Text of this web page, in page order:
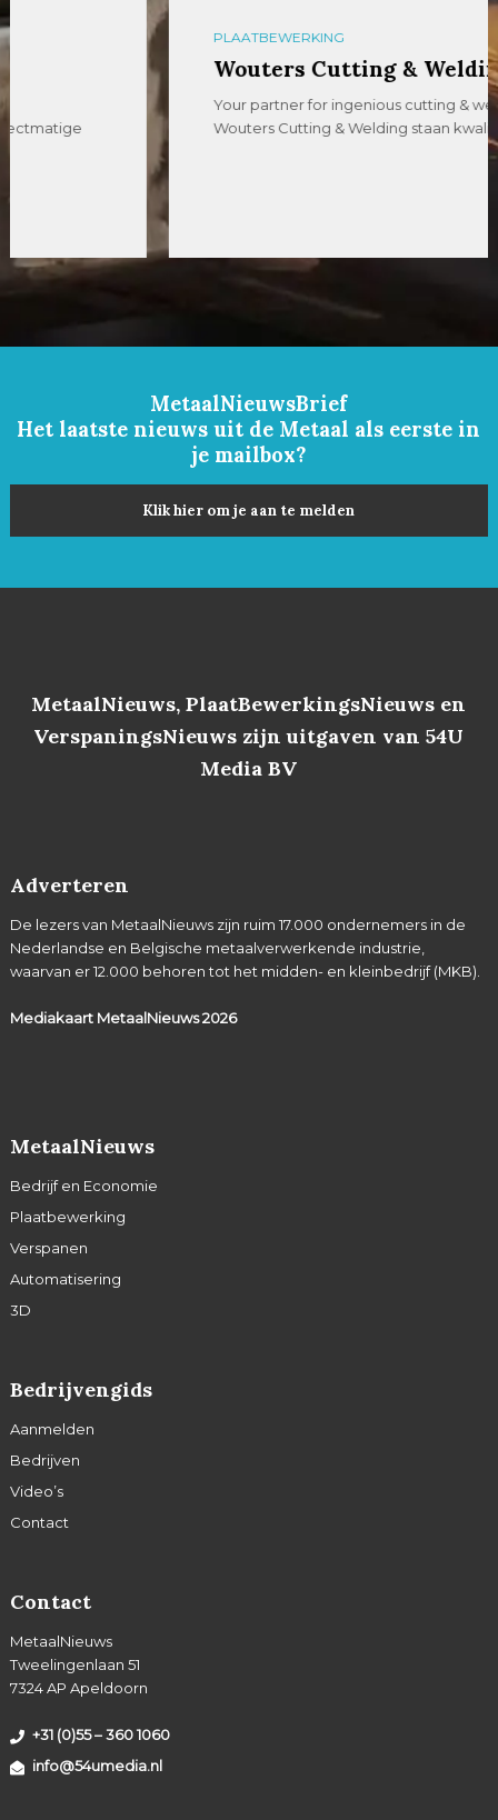
PLAATBEWERKING
Wouters Cutting & Welding
Your partner for ingenious cutting & welding Bij
Wouters Cutting & Welding staan kwaliteit, […]
MetaalNieuwsBrief
Het laatste nieuws uit de Metaal als eerste in
je mailbox?
Klik hier om je aan te melden
MetaalNieuws, PlaatBewerkingsNieuws en
VerspaningsNieuws zijn uitgaven van 54U
Media BV
Adverteren
De lezers van MetaalNieuws zijn ruim 17.000 ondernemers in de
Nederlandse en Belgische metaalverwerkende industrie,
waarvan er 12.000 behoren tot het midden- en kleinbedrijf (MKB).
Mediakaart MetaalNieuws2026
MetaalNieuws
Bedrijf en Economie
Plaatbewerking
Verspanen
Automatisering
3D
Bedrijvengids
Aanmelden
Bedrijven
Video’s
Contact
Contact
MetaalNieuws
Tweelingenlaan 51
7324 AP Apeldoorn
+31 (0)55 – 360 1060
info@54umedia.nl